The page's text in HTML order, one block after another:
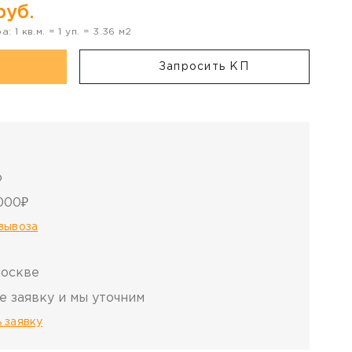
1 кв.м. =1 уп. = 3.36 м2
Запросить КП
заявку и мы уточним
заявку